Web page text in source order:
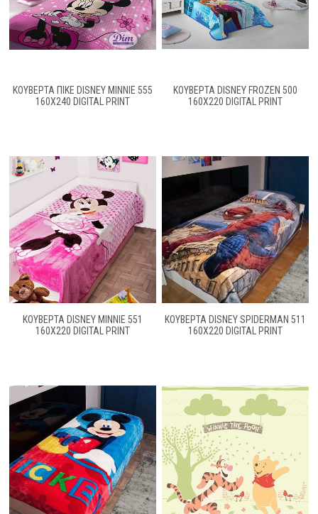
ΚΟΥΒΕΡΤΑ ΠΙΚΕ DISNEY MINNIE 555
160X240 DIGITAL PRINT
ΚΟΥΒΕΡΤΑ DISNEY FROZEN 500
160X220 DIGITAL PRINT
ΚΟΥΒΕΡΤΑ DISNEY MINNIE 551
160X220 DIGITAL PRINT
ΚΟΥΒΕΡΤΑ DISNEY SPIDERMAN 511
160X220 DIGITAL PRINT